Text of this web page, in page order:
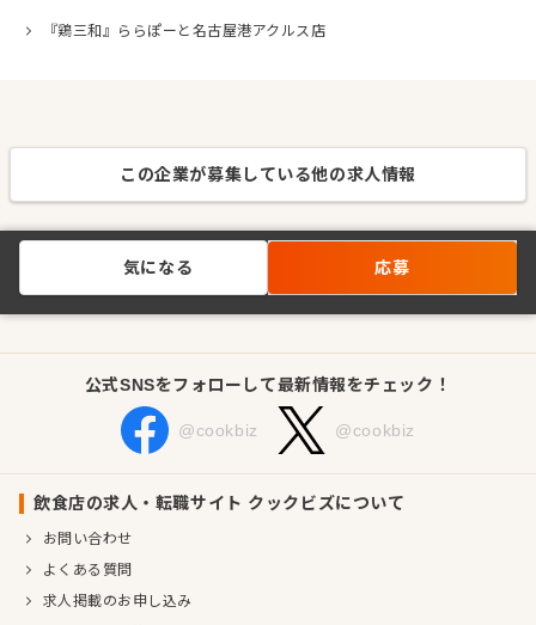
『鶏三和』ららぽーと名古屋港アクルス店
この企業が募集している他の求人情報
気になる 応募
公式SNSをフォローして最新情報をチェック！
@cookbiz @cookbiz
飲食店の求人・転職サイト クックビズについて
お問い合わせ
よくある質問
求人掲載のお申し込み